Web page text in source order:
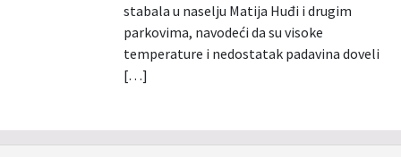
stabala u naselju Matija Huđi i drugim
parkovima, navodeći da su visoke
temperature i nedostatak padavina doveli
[…]